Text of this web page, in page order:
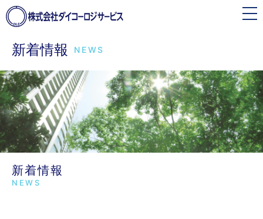
toggle
navigation
新着情報 NEWS
新着情報
NEWS